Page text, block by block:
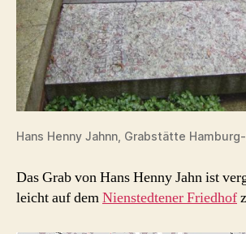
Hans Henny Jahnn, Grabstätte
Das Grab von Hans Henny Jahn ist
leicht auf demNienstedtener Friedhof